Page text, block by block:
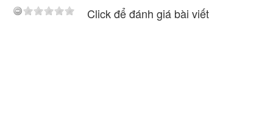
Click để đánh giá bài viết